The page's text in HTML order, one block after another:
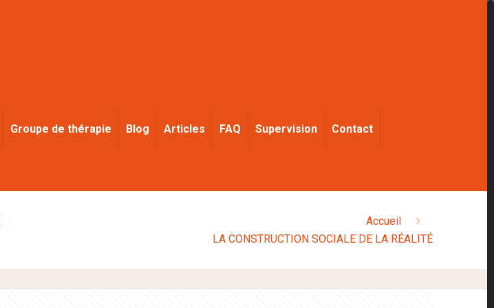
Groupe de thérapie Blog Articles FAQ Supervision Contact
Accueil
LA CONSTRUCTION SOCIALE DE LA RÉALITÉ